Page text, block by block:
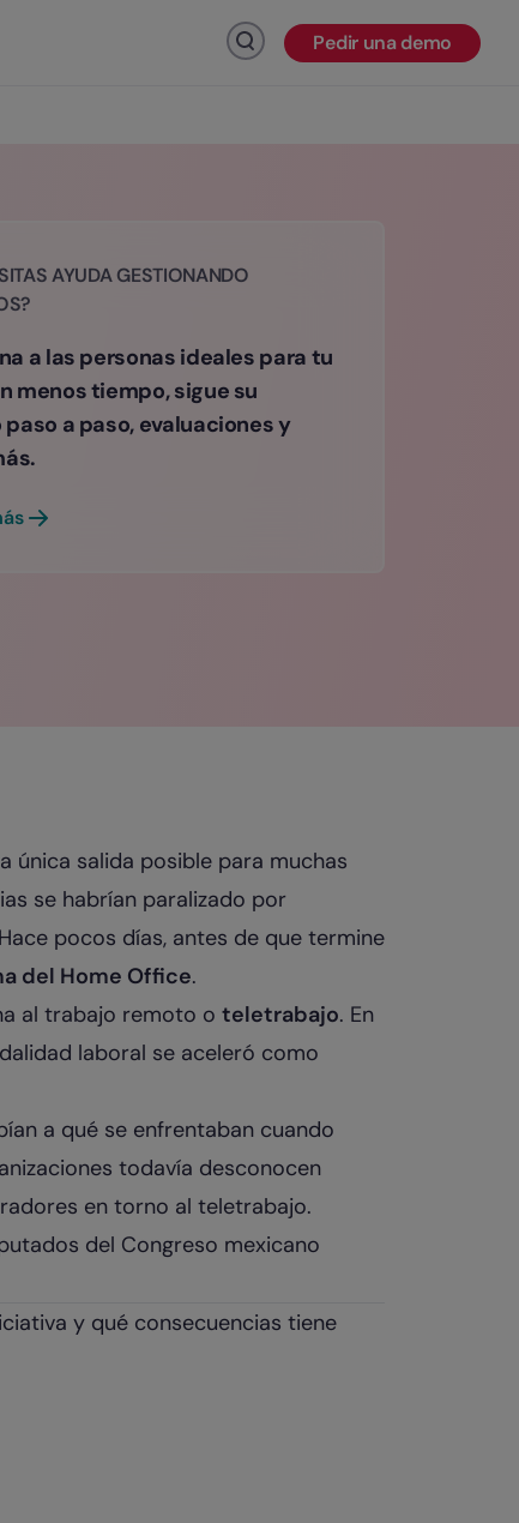
Haz click para buscar
Pedir una demo
AYUDA GESTIONANDO
a las personas ideales para tu
menos tiempo, sigue su
paso a paso, evaluaciones y
única salida posible para muchas
se habrían paralizado por
pocos días, antes de que termine
del Home Office.
al trabajo remoto o teletrabajo. En
laboral se aceleró como
a qué se enfrentaban cuando
todavía desconocen
en torno al teletrabajo.
del Congreso mexicano
y qué consecuencias tiene